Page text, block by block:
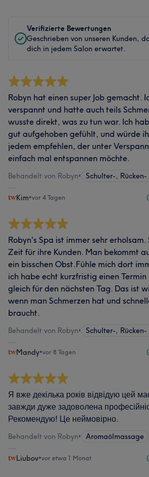
Verifizierte Bewertungen
Geschrieben von unseren Kunden,
dich in jedem Salon erwartet.
Robyn hat einen super Job gemacht.
verspannt und hatte auch teils
wusste direkt, was zu tun war. Ich
gut aufgehoben gefühlt, und würde
jedem empfehlen, der unter
einfach mal entspannen möchte.
Behandelt von Robyn• Schulter-,
Kim•vor 4 Tagen
Robyn's Spa ist immer sehr erholsam.
Zeit für ihre Kunden. Man bekommt
ein bisschen Obst.Fühle mich dort
ich habe echt kurzfristig einen Termin
gleich für den nächsten Tag. Das ist
wenn man Schmerzen hat und
braucht.
Behandelt von Robyn• Schulter-,
Mandy•vor 8 Tagen
Я вже декілька років відвідую цей
завжди дуже задоволена
Рекомендую! Це неймовірно.
Behandelt von Robyn• Aromaölmassage
Liubov•vor etwa 1 Monat